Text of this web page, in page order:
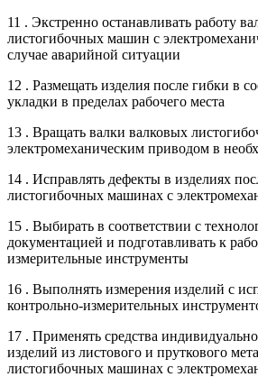
11 . Экстренно останавливать работу
листогибочных машин с
случае аварийной ситуации
12 . Размещать изделия после гибки в
укладки в пределах рабочего места
13 . Вращать валки валковых
электромеханическим приводом в
14 . Исправлять дефекты в изделиях
листогибочных машинах с
15 . Выбирать в соответствии с
документацией и подготавливать к
измерительные инструменты
16 . Выполнять измерения изделий с
контрольно-измерительных
17 . Применять средства
изделий из листового и пруткового
листогибочных машинах с